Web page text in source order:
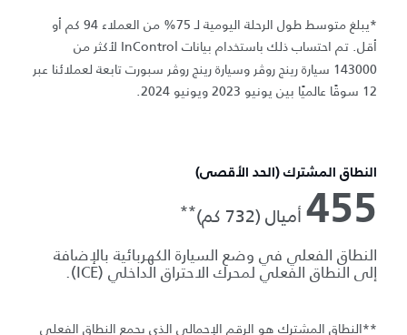
*يبلغ متوسط طول الرحلة اليومية لـ 75% من العملاء 94 كم أو
أقل. تم احتساب ذلك باستخدام بيانات InControl لأكثر من
143000 سيارة رينج روڤر وسيارة رينج روڤر سبورت تابعة لعملائنا عبر
12 سوقًا عالميًا بين يونيو 2023 ويونيو 2024.
النطاق المشترك (الحد الأقصى)
455أميال (732 كم) **
النطاق الفعلي في وضع السيارة الكهربائية بالإضافة
إلى النطاق الفعلي لمحرك الاحتراق الداخلي (ICE).
**النطاق المشترك هو الرقم الإجمالي الذي يجمع النطاق الفعلي